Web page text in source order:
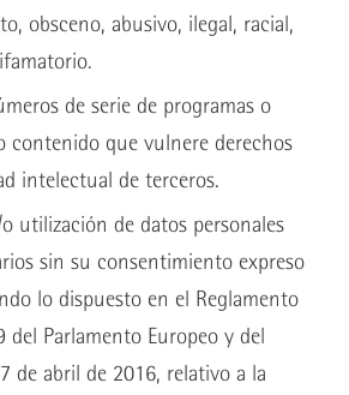
obsceno, abusivo, ilegal, racial,
de serie de programas o
contenido que vulnere derechos
intelectual de terceros.
utilización de datos personales
sin su consentimiento expreso
lo dispuesto en el Reglamento
del Parlamento Europeo y del
de abril de 2016, relativo a la